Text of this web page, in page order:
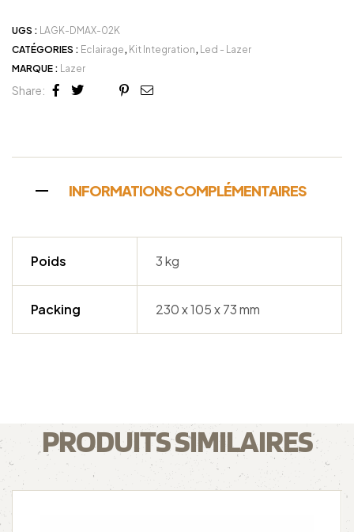
UGS : LAGK-DMAX-02K
CATÉGORIES : Eclairage, Kit Integration, Led - Lazer
MARQUE : Lazer
Share:
Facebook
TwitterLinkedin
Google+
Pinterest
Email
INFORMATIONS COMPLÉMENTAIRES
Poids 3 kg
Packing 230 x 105 x 73 mm
PRODUITS SIMILAIRES